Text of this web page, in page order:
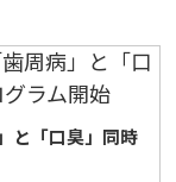
と「口臭」同時